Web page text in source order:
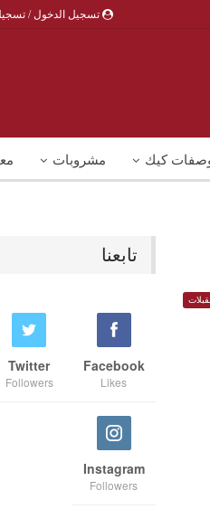
تسجيل الدخول /
كيك مشروبات
تابعنا
Facebook
Likes
Twitter
Followers
Instagram
Followers